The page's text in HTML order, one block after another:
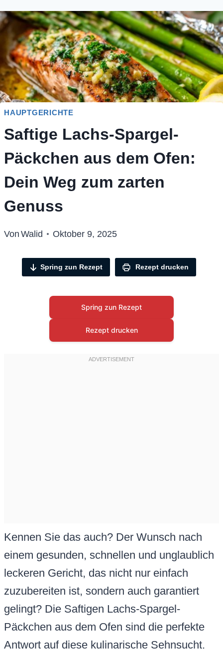
HAUPTGERICHTE
Saftige Lachs-Spargel-
Päckchen aus dem Ofen:
Dein Weg zum zarten
Genuss
Von Walid Oktober 9, 2025
Spring zun Rezept Rezept drucken
Spring zun Rezept
Rezept drucken
Kennen Sie das auch? Der Wunsch nach
einem gesunden, schnellen und unglaublich
leckeren Gericht, das nicht nur einfach
zuzubereiten ist, sondern auch garantiert
gelingt? Die Saftigen Lachs-Spargel-
Päckchen aus dem Ofen sind die perfekte
Antwort auf diese kulinarische Sehnsucht.